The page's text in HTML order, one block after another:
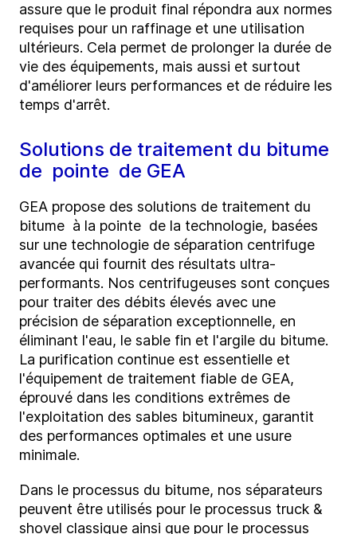
assure que le produit final répondra aux normes
requises pour un raffinage et une utilisation
ultérieurs. Cela permet de prolonger la durée de
vie des équipements, mais aussi et surtout
d'améliorer leurs performances et de réduire les
temps d'arrêt.
Solutions de traitement du bitume
de pointe de GEA
GEA propose des solutions de traitement du
bitume à la pointe de la technologie, basées
sur une technologie de séparation centrifuge
avancée qui fournit des résultats ultra-
performants. Nos centrifugeuses sont conçues
pour traiter des débits élevés avec une
précision de séparation exceptionnelle, en
éliminant l'eau, le sable fin et l'argile du bitume.
La purification continue est essentielle et
l'équipement de traitement fiable de GEA,
éprouvé dans les conditions extrêmes de
l'exploitation des sables bitumineux, garantit
des performances optimales et une usure
minimale.
Dans le processus du bitume, nos séparateurs
peuvent être utilisés pour le processus truck &
shovel classique ainsi que pour le processus